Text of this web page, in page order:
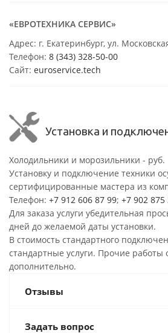
«ЕВРОТЕХНИКА СЕРВИС»
Адрес: г. Екатеринбург, ул.
Телефон: 8 (343) 328-50-00
Сайт: euroservice.tech
Установка и
Холодильники и морозильники - руб.
Установку и подключение техники
сертифицированные мастера из
Телефон: +7 912 606 87 99; +7 902 875
Для заказа услуги убедительная
дней до желаемой даты установки.
В стоимость стандартного
стандартные услуги. Прочие работы
дополнительно.
Отзывы
Задать вопрос